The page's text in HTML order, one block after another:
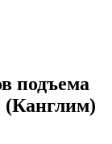
подъема